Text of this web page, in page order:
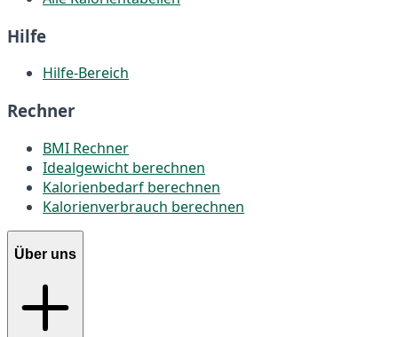
Hilfe
Hilfe-Bereich
Rechner
BMI Rechner
Idealgewicht berechnen
Kalorienbedarf berechnen
Kalorienverbrauch berechnen
Über uns